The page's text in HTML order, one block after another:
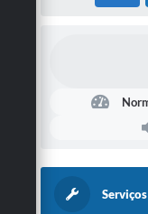
Serviços